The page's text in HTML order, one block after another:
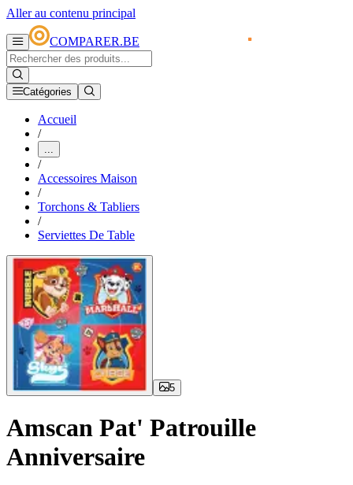
Aller au contenu principal
COMPARER.BE
Catégories
Accueil
/
...
/
Accessoires Maison
/
Torchons & Tabliers
/
Serviettes De Table
5
Amscan Pat' Patrouille
Anniversaire